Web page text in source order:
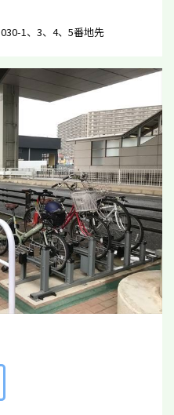
1、3、4、5番地先